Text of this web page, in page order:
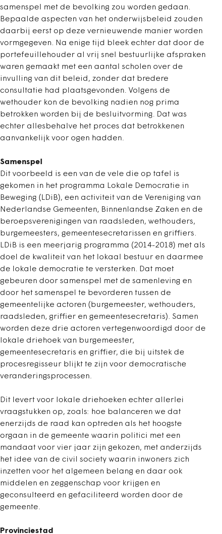
samenspel met de bevolking zou worden gedaan.
Bepaalde aspecten van het onderwijsbeleid zouden
daarbij eerst op deze vernieuwende manier worden
vormgegeven. Na enige tijd bleek echter dat door de
portefeuillehouder al vrij snel bestuurlijke afspraken
waren gemaakt met een aantal scholen over de
invulling van dit beleid, zonder dat bredere
consultatie had plaatsgevonden. Volgens de
wethouder kon de bevolking nadien nog prima
betrokken worden bij de besluitvorming. Dat was
echter allesbehalve het proces dat betrokkenen
aanvankelijk voor ogen hadden.
Samenspel
Dit voorbeeld is een van de vele die op tafel is
gekomen in het programma Lokale Democratie in
Beweging (LDiB), een activiteit van de Vereniging van
Nederlandse Gemeenten, Binnenlandse Zaken en de
beroepsverenigingen van raadsleden, wethouders,
burgemeesters, gemeentesecretarissen en griffiers.
LDiB is een meerjarig programma (2014-2018) met als
doel de kwaliteit van het lokaal bestuur en daarmee
de lokale democratie te versterken. Dat moet
gebeuren door samenspel met de samenleving en
door het samenspel te bevorderen tussen de
gemeentelijke actoren (burgemeester, wethouders,
raadsleden, griffier en gemeentesecretaris). Samen
worden deze drie actoren vertegenwoordigd door de
lokale driehoek van burgemeester,
gemeentesecretaris en griffier, die bij uitstek de
procesregisseur blijkt te zijn voor democratische
veranderingsprocessen.
Dit levert voor lokale driehoeken echter allerlei
vraagstukken op, zoals: hoe balanceren we dat
enerzijds de raad kan optreden als het hoogste
orgaan in de gemeente waarin politici met een
mandaat voor vier jaar zijn gekozen, met anderzijds
het idee van de civil society waarin inwoners zich
inzetten voor het algemeen belang en daar ook
middelen en zeggenschap voor krijgen en
geconsulteerd en gefaciliteerd worden door de
gemeente.
Provinciestad